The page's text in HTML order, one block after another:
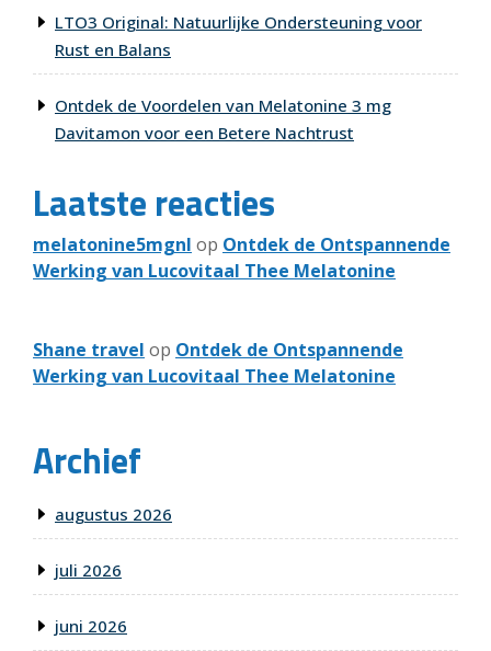
LTO3 Original: Natuurlijke Ondersteuning voor
Rust en Balans
Ontdek de Voordelen van Melatonine 3 mg
Davitamon voor een Betere Nachtrust
Laatste reacties
melatonine5mgnl op Ontdek de Ontspannende
Werking van Lucovitaal Thee Melatonine
Shane travel op Ontdek de Ontspannende
Werking van Lucovitaal Thee Melatonine
Archief
augustus 2026
juli 2026
juni 2026